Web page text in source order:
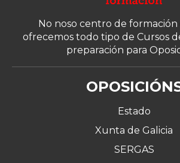
No noso centro de formación
ofrecemos todo tipo de Cursos
preparación para
Estado
Xunta de Galicia
SERGAS